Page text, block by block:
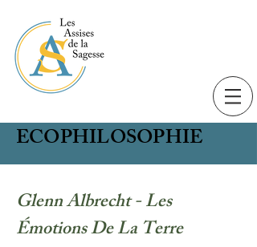
ECOPHILOSOPHIE
Glenn Albrecht - Les
Émotions De La Terre